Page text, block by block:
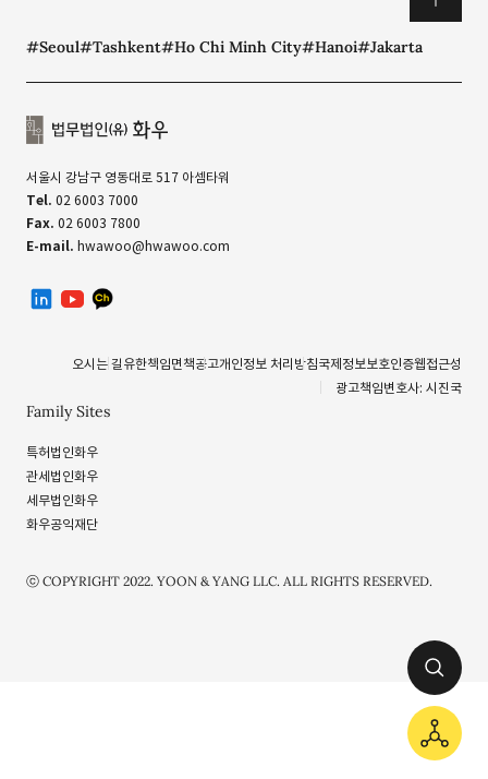
#Seoul#Tashkent#Ho Chi Minh City#Hanoi#Jakarta
서울시 강남구 영동대로 517 아셈타워
Tel. 02 6003 7000
Fax. 02 6003 7800
E-mail. hwawoo@hwawoo.com
Family Sites
특허법인화우
관세법인화우
세무법인화우
화우공익재단
오시는 길 유한책임면책공고개인정보 처리방침국제정보보호인증웹접근성
광고책임변호사: 시진국
ⓒ COPYRIGHT 2022. YOON & YANG LLC. ALL RIGHTS RESERVED.